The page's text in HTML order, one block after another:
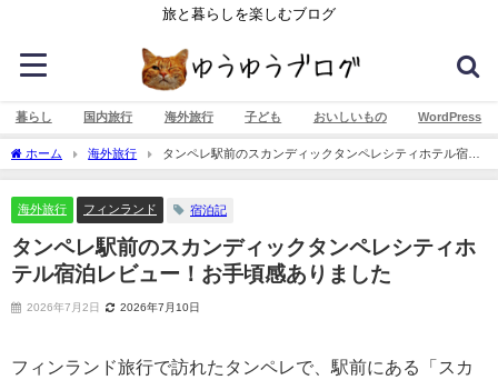
旅と暮らしを楽しむブログ
暮らし 国内旅行 海外旅行 子ども おいしいもの WordPress
ホーム 海外旅行
タンペレ駅前のスカンディックタンペレシティホテル宿泊
レビュー！お手頃感ありました
海外旅行 フィンランド 宿泊記
タンペレ駅前のスカンディックタンペレシティホ
テル宿泊レビュー！お手頃感ありました
2026年7月2日 2026年7月10日
フィンランド旅行で訪れたタンペレで、駅前にある「スカ